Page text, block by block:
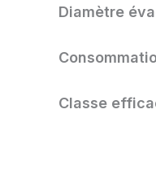
Diamètre
Classe